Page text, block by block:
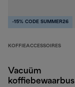
-15% CODE SUMMER26
KOFFIEACCESSOIRES
Vacuüm
koffiebewaarbus